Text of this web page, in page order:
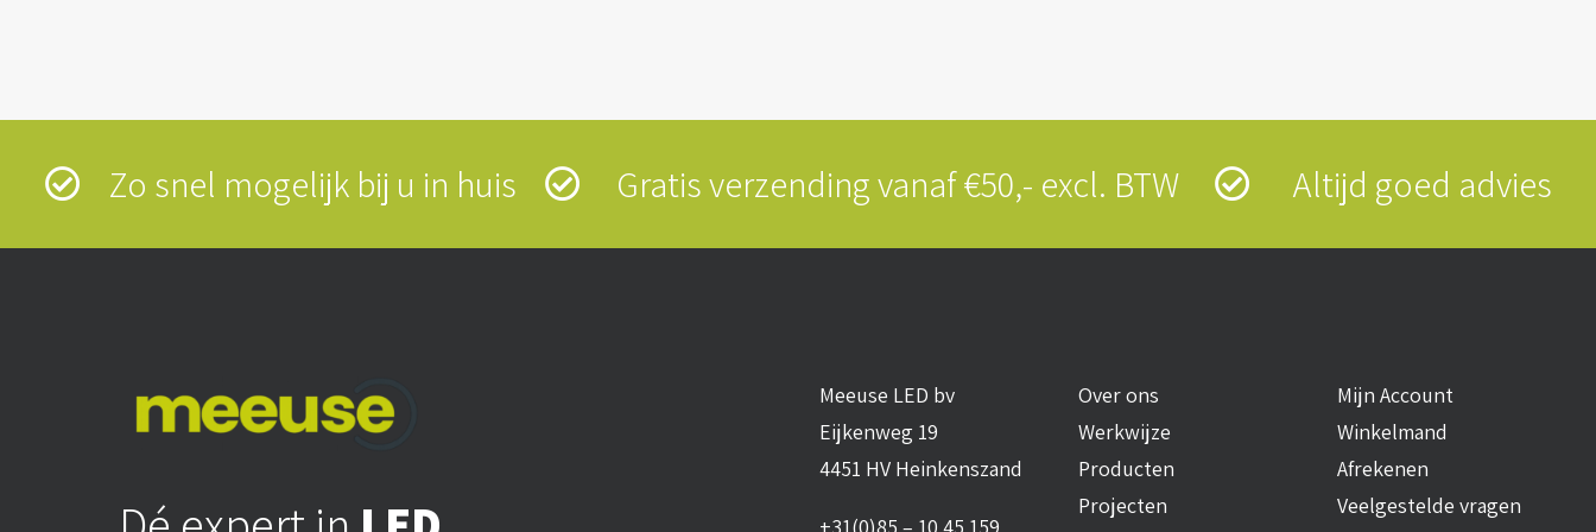
Zo snel mogelijk bij u in huis Gratis verzending vanaf €50,- excl. BTW Altijd goed advies
Meeuse LED bv
Eijkenweg 19
4451 HV Heinkenszand
Over ons
Werkwijze
Producten
Projecten
Mijn Account
Winkelmand
Afrekenen
Veelgestelde vragen